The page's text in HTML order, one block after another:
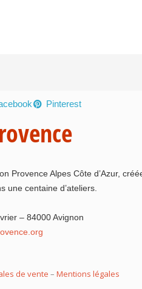
Pinterest
Provence Alpes Côte d’Azur,
une centaine d’ateliers.
– 84000 Avignon
de vente – Mentions légales